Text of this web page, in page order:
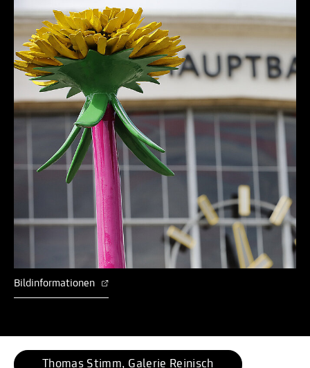
Bildinformationen
Thomas Stimm, Galerie Reinisch